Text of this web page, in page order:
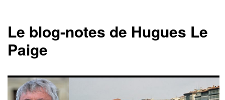
Le blog-notes de Hugues Le
Paige